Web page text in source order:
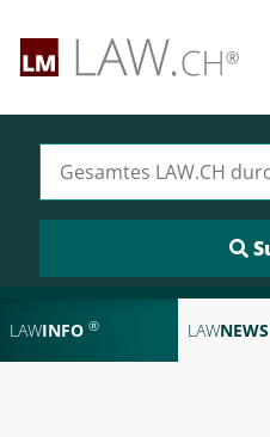
LAWINFO ® LAWNEWS